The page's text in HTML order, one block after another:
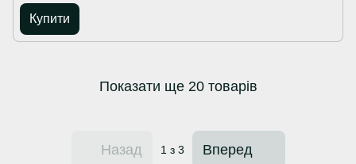
Купити
Показати ще 20 товарів
Назад 1 з 3 Вперед